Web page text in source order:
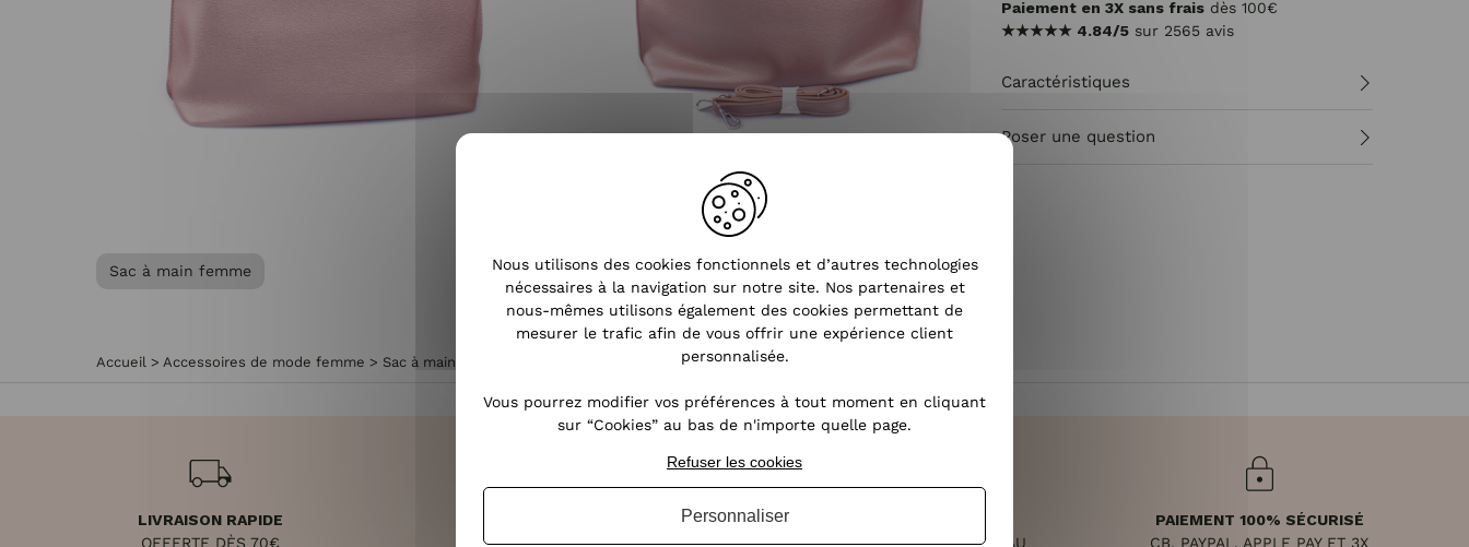
Paiement en 3X sans frais dès 100€
★★★★★ 4.84/5 sur 2565 avis
Caractéristiques
Poser une question
Sac à main femme
Accueil > Accessoires de mode femme > Sac à main femme Sac à main cuivré rose gold Baluchonis
LIVRAISON RAPIDE
OFFERTE DÈS 70€
À VOTRE ÉCOUTE DU LUNDI AU
PAIEMENT 100% SÉCURISÉ
CB, PAYPAL, APPLE PAY ET 3X
Nous utilisons des cookies fonctionnels et d’autres technologies
nécessaires à la navigation sur notre site. Nos partenaires et
nous-mêmes utilisons également des cookies permettant de
mesurer le trafic afin de vous offrir une expérience client
personnalisée.
Vous pourrez modifier vos préférences à tout moment en cliquant
sur “Cookies” au bas de n'importe quelle page.
Refuser les cookies
Personnaliser